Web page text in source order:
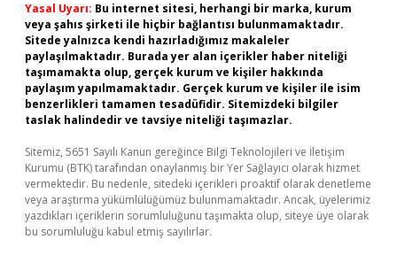
Yasal Uyarı: Bu internet sitesi, herhangi bir marka, kurum
veya şahıs şirketi ile hiçbir bağlantısı bulunmamaktadır.
Sitede yalnızca kendi hazırladığımız makaleler
paylaşılmaktadır. Burada yer alan içerikler haber niteliği
taşımamakta olup, gerçek kurum ve kişiler hakkında
paylaşım yapılmamaktadır. Gerçek kurum ve kişiler ile isim
benzerlikleri tamamen tesadüfidir. Sitemizdeki bilgiler
taslak halindedir ve tavsiye niteliği taşımazlar.
Sitemiz, 5651 Sayılı Kanun gereğince Bilgi Teknolojileri ve İletişim
Kurumu (BTK) tarafından onaylanmış bir Yer Sağlayıcı olarak hizmet
vermektedir. Bu nedenle, sitedeki içerikleri proaktif olarak denetleme
veya araştırma yükümlülüğümüz bulunmamaktadır. Ancak, üyelerimiz
yazdıkları içeriklerin sorumluluğunu taşımakta olup, siteye üye olarak
bu sorumluluğu kabul etmiş sayılırlar.